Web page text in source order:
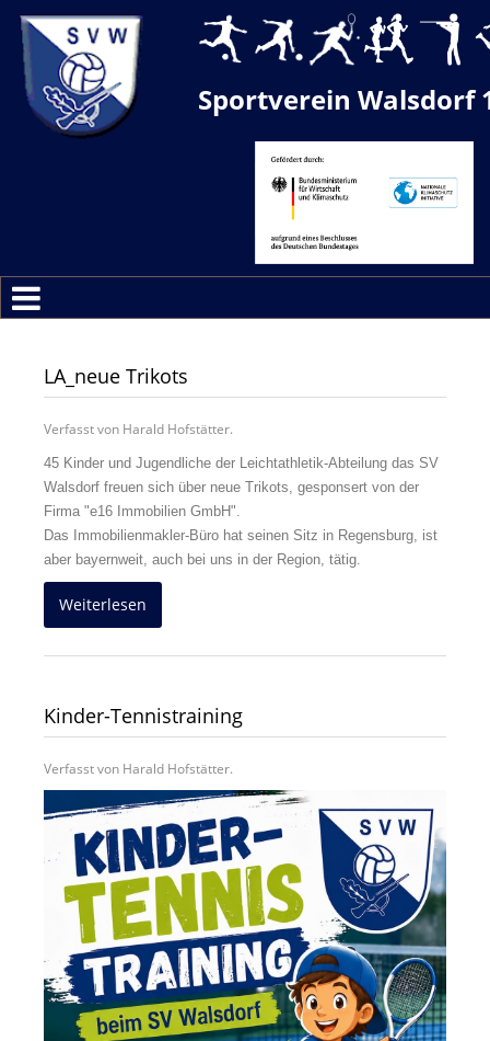
Sportverein Walsdorf
LA_neue Trikots
Verfasst von Harald Hofstätter.
45 Kinder und Jugendliche der Leichtathletik-Abteilung das SV
Walsdorf freuen sich über neue Trikots, gesponsert von der
Firma "e16 Immobilien GmbH".
Das Immobilienmakler-Büro hat seinen Sitz in Regensburg, ist
aber bayernweit, auch bei uns in der Region, tätig.
Weiterlesen
Kinder-Tennistraining
Verfasst von Harald Hofstätter.